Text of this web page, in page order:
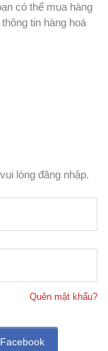
có thể mua hàng
tin hàng hoá
lòng đăng nhập.
Quên mật khẩu?